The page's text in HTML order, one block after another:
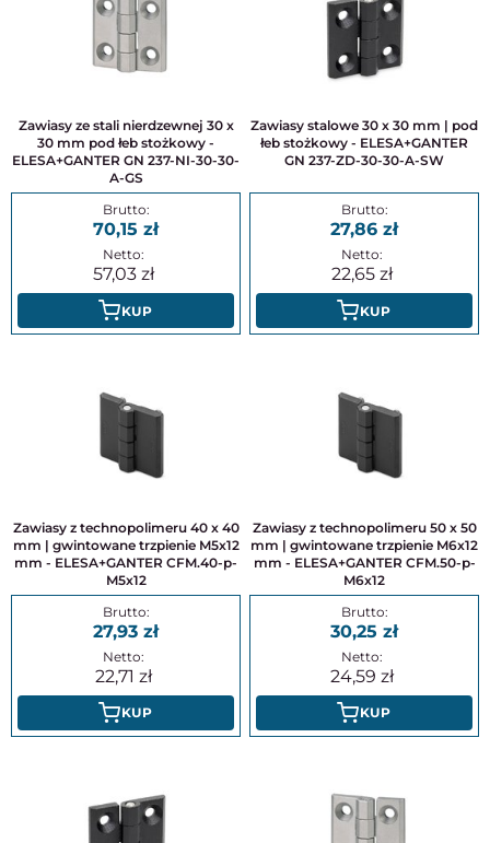
Zawiasy ze stali nierdzewnej 30 x
30 mm pod łeb stożkowy -
ELESA+GANTER GN 237-NI-30-30-
A-GS
70,15
57,03
KUP
Zawiasy stalowe 30 x 30 mm | pod
łeb stożkowy - ELESA+GANTER
GN 237-ZD-30-30-A-SW
27,86
22,65
KUP
Zawiasy z technopolimeru 40 x 40
mm | gwintowane trzpienie M5x12
mm - ELESA+GANTER CFM.40-p-
M5x12
27,93
22,71
KUP
Zawiasy z technopolimeru 50 x 50
mm | gwintowane trzpienie M6x12
mm - ELESA+GANTER CFM.50-p-
M6x12
30,25
24,59
KUP